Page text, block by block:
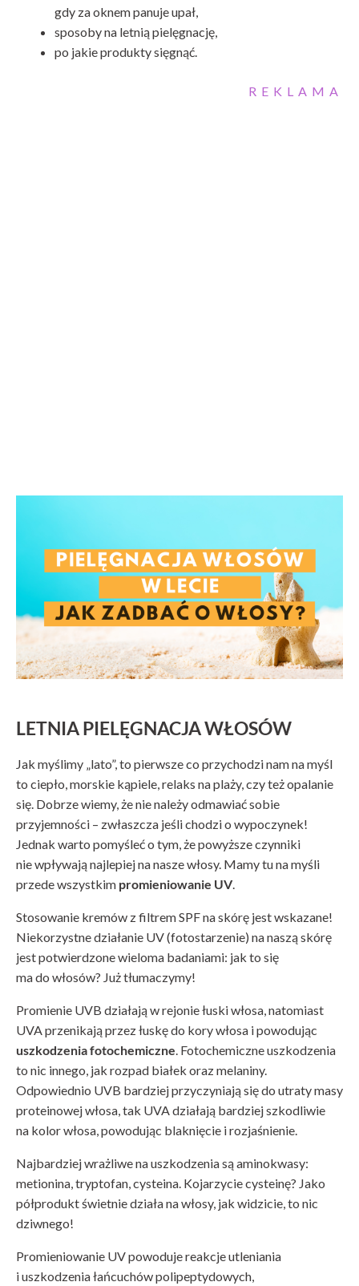
gdy za oknem panuje upał,
sposoby na letnią pielęgnację,
po jakie produkty sięgnąć.
REKLAMA
LETNIA PIELĘGNACJA WŁOSÓW
Jak myślimy „lato”, to pierwsze co przychodzi nam na myśl
to ciepło, morskie kąpiele, relaks na plaży, czy też opalanie
się. Dobrze wiemy, że nie należy odmawiać sobie
przyjemności – zwłaszcza jeśli chodzi o wypoczynek!
Jednak warto pomyśleć o tym, że powyższe czynniki
nie wpływają najlepiej na nasze włosy. Mamy tu na myśli
przede wszystkim promieniowanie UV
Stosowanie kremów z filtrem SPF na skórę jest wskazane!
Niekorzystne działanie UV (fotostarzenie) na naszą skórę
jest potwierdzone wieloma badaniami: jak to się
ma do włosów? Już tłumaczymy!
Promienie UVB działają w rejonie łuski włosa, natomiast
UVA przenikają przez łuskę do kory włosa i powodując
uszkodzenia fotochemiczne . Fotochemiczne uszkodzenia
to nic innego, jak rozpad białek oraz melaniny.
Odpowiednio UVB bardziej przyczyniają się do utraty masy
proteinowej włosa, tak UVA działają bardziej szkodliwie
na kolor włosa, powodując blaknięcie i rozjaśnienie.
Najbardziej wrażliwe na uszkodzenia są aminokwasy:
metionina, tryptofan, cysteina. Kojarzycie cysteinę? Jako
półprodukt świetnie działa na włosy, jak widzicie, to nic
dziwnego!
Promieniowanie UV powoduje reakcje utleniania
i uszkodzenia łańcuchów polipeptydowych,